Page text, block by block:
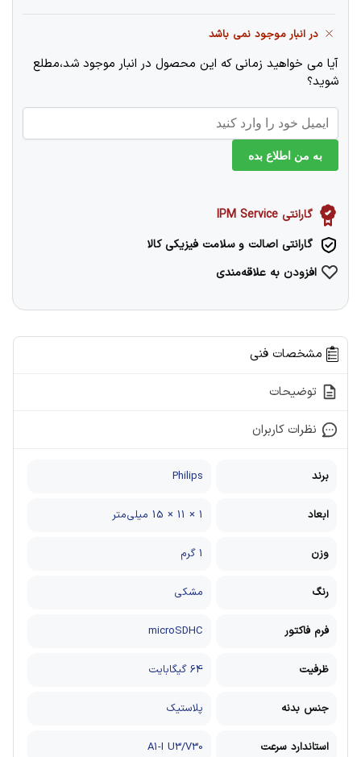
در انبار موجود نمی باشد
آیا می خواهید زمانی که این محصول در انبار موجود شد،مطلع
شوید؟
به من اطلاع بده
گارانتی IPM Service
گارانتی اصالت و سلامت فیزیکی کالا
افزودن به علاقه‌مندی
مشخصات فنی
توضیحات
نظرات کاربران
برند Philips
ابعاد 1 × 11 × 15 میلی‌متر
وزن 1 گرم
رنگ مشکی
فرم فاکتور microSDHC
ظرفیت 64 گیگابایت
جنس بدنه پلاستیک
استاندارد سرعت A1-I U3/V30